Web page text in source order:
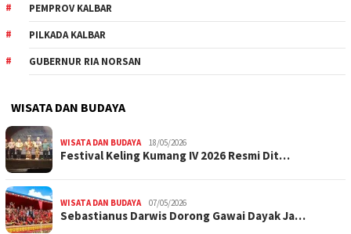
PEMPROV KALBAR
PILKADA KALBAR
GUBERNUR RIA NORSAN
WISATA DAN BUDAYA
WISATA DAN BUDAYA 18/05/2026
Festival Keling Kumang IV 2026 Resmi Dit…
WISATA DAN BUDAYA 07/05/2026
Sebastianus Darwis Dorong Gawai Dayak Ja…